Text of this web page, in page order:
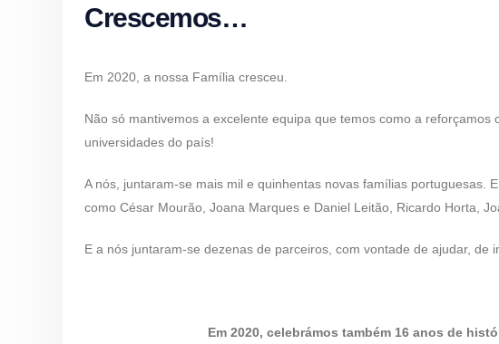
Crescemos…
Em 2020, a nossa Família cresceu.
Não só mantivemos a excelente equipa que temos como a
universidades do país!
A nós, juntaram-se mais mil e quinhentas novas famílias portuguesas.
como César Mourão, Joana Marques e Daniel Leitão, Ricardo Horta,
E a nós juntaram-se dezenas de parceiros, com vontade de ajudar, de
Em 2020, celebrámos também 16 anos de